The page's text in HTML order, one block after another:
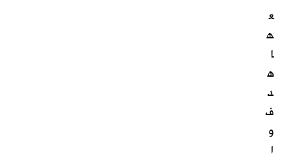
ع
ه
ا
ه
د
ف
و
ا